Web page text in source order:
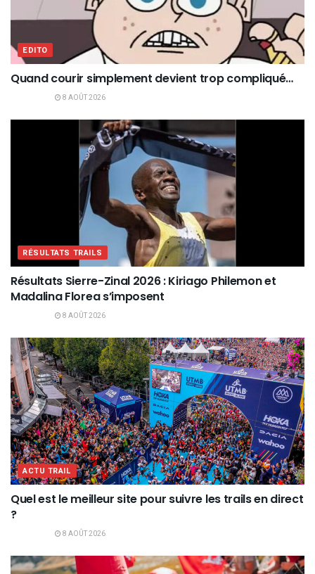
EDITO
Quand courir simplement devient trop compliqué…
8 AOÛT 2026
RÉSULTATS TRAILS
Résultats Sierre-Zinal 2026 : Kiriago Philemon et
Madalina Florea s’imposent
8 AOÛT 2026
ACTU TRAIL
Quel est le meilleur site pour suivre les trails en direct
?
8 AOÛT 2026